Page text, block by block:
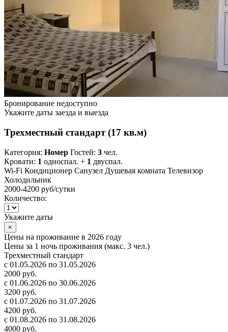
Бронирование недоступно
Укажите даты заезда и выезда
Трехместный стандарт (17 кв.м)
Категория: Номер Гостей: 3 чел.
Кровати: 1 односпал. + 1 двуспал.
Wi-Fi Кондиционер Санузел Душевая комната Телевизор
Холодильник
2000-4200 руб/сутки
Количество:
Укажите даты
×
Цены на проживание в 2026 году
Цены за 1 ночь проживания (макс. 3 чел.)
Трехместный стандарт
с 01.05.2026 по 31.05.2026
2000 руб.
с 01.06.2026 по 30.06.2026
3200 руб.
с 01.07.2026 по 31.07.2026
4200 руб.
с 01.08.2026 по 31.08.2026
4000 руб.